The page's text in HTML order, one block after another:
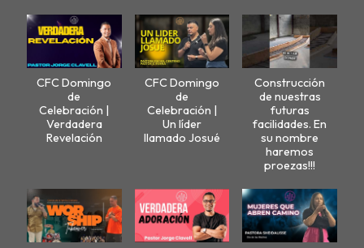
CFC Domingo
de
Celebración |
Verdadera
Revelación
CFC Domingo
de
Celebración |
Un líder
llamado Josué
Construcción
de nuestras
futuras
facilidades. En
su nombre
haremos
proezas!!!